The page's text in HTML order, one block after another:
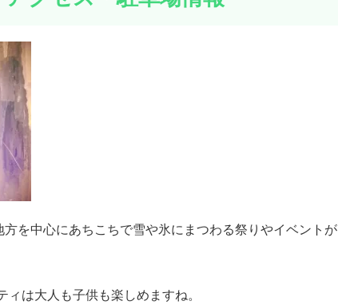
を中心にあちこちで雪や氷にまつわる祭りやイベントが
は大人も子供も楽しめますね。